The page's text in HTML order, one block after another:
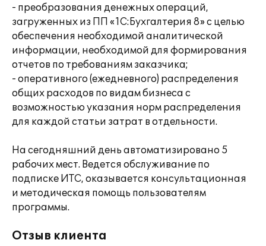
- преобразования денежных операций,
загруженных из ПП «1С:Бухгалтерия 8» с целью
обеспечения необходимой аналитической
информации, необходимой для формирования
отчетов по требованиям заказчика;
- оперативного (ежедневного) распределения
общих расходов по видам бизнеса с
возможностью указания норм распределения
для каждой статьи затрат в отдельности.
На сегодняшний день автоматизировано 5
рабочих мест. Ведется обслуживание по
подписке ИТС, оказывается консультационная
и методическая помощь пользователям
программы.
Отзыв клиента